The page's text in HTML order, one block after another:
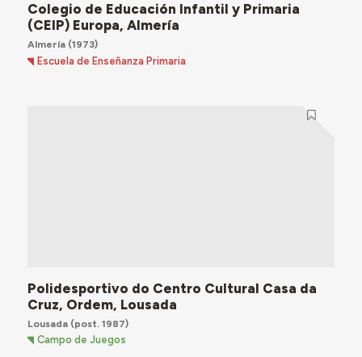
Colegio de Educación Infantil y Primaria
(CEIP) Europa, Almería
Almería(1973)
Escuela de Enseñanza Primaria
Polidesportivo do Centro Cultural Casa da
Cruz, Ordem, Lousada
Lousada(post. 1987)
Campo de Juegos